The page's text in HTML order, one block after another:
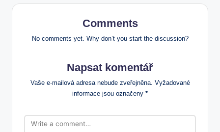
Comments
No comments yet. Why don’t you start the discussion?
Napsat komentář
Vaše e-mailová adresa nebude zveřejněna. Vyžadované
informace jsou označeny *